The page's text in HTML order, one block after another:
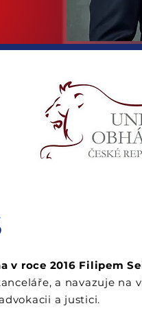
v roce 2016 Filipem
a navazuje na
a justici.